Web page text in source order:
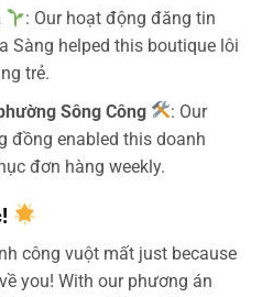
: Our hoạt động đăng tin
Sàng helped this boutique lôi
trẻ.
Sông Công
: Our
đồng enabled this doanh
đơn hàng weekly.
công vuột mất just because
you! With our phương án